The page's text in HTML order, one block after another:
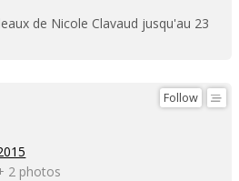
de Nicole Clavaud jusqu'au 23
Follow
2 photos